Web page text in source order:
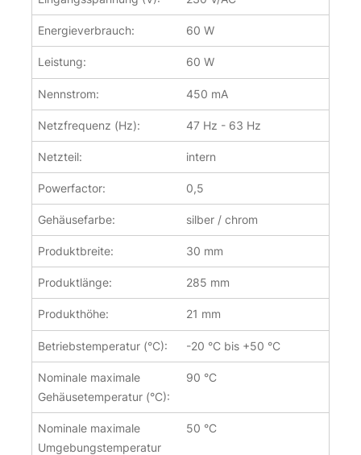
Energieverbrauch: 60 W
Leistung: 60 W
Nennstrom: 450 mA
Netzfrequenz (Hz): 47 Hz - 63 Hz
Netzteil: intern
Powerfactor: 0,5
Gehäusefarbe: silber / chrom
Produktbreite: 30 mm
Produktlänge: 285 mm
Produkthöhe: 21 mm
Betriebstemperatur (°C): -20 °C bis +50 °C
Nominale maximale
Gehäusetemperatur (°C):
90 °C
Nominale maximale
Umgebungstemperatur
50 °C